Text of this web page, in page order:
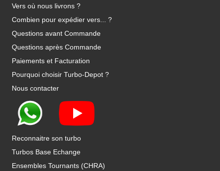
Vers où nous livrons ?
Combien pour expédier vers... ?
Questions avant Commande
Questions après Commande
Paiements et Facturation
Pourquoi choisir Turbo-Depot ?
Nous contacter
Reconnaitre son turbo
Turbos Base Echange
Ensembles Tournants (CHRA)